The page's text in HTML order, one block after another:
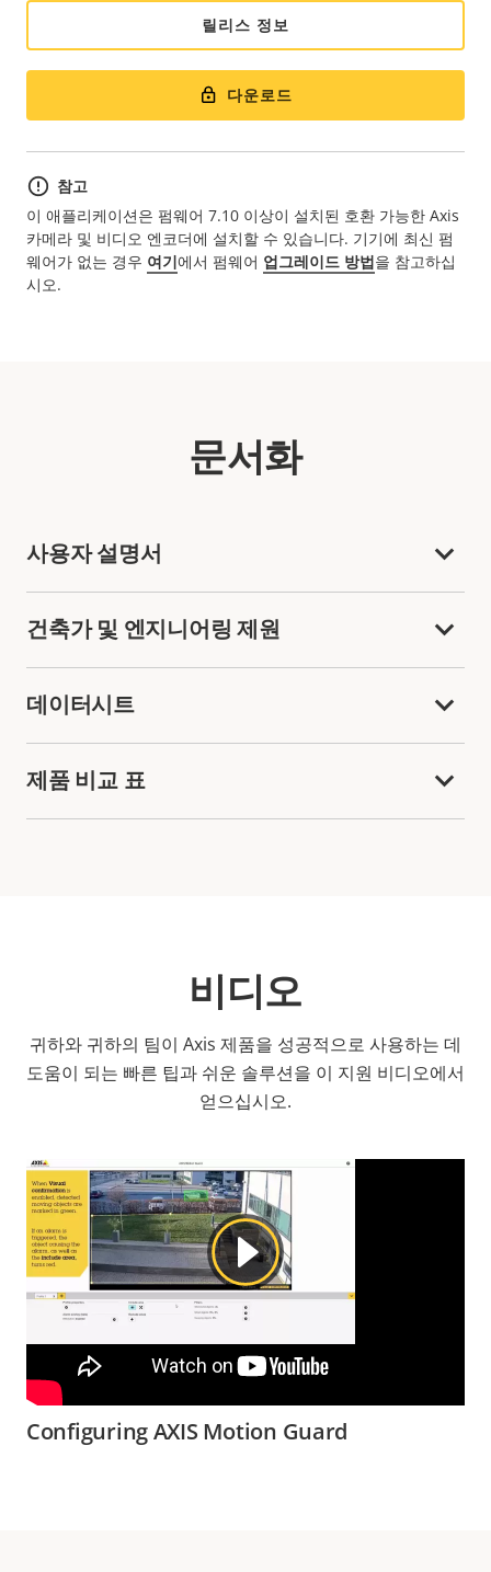
릴리스 정보
다운로드
참고
이 애플리케이션은 펌웨어 7.10 이상이 설치된 호환 가능한 Axis
카메라 및 비디오 엔코더에 설치할 수 있습니다. 기기에 최신 펌
웨어가 없는 경우 여기에서 펌웨어 업그레이드 방법을 참고하십
시오.
문서화
사용자 설명서
건축가 및 엔지니어링 제원
데이터시트
제품 비교 표
비디오
귀하와 귀하의 팀이 Axis 제품을 성공적으로 사용하는 데
도움이 되는 빠른 팁과 쉬운 솔루션을 이 지원 비디오에서
얻으십시오.
Configuring AXIS Motion Guard